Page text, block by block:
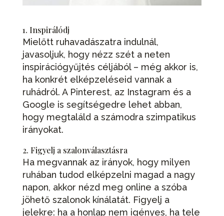
1. Inspirálódj
Mielőtt ruhavadászatra indulnál,
javasoljuk, hogy nézz szét a neten
inspirációgyűjtés céljából – még akkor is,
ha konkrét elképzeléseid vannak a
ruhádról. A Pinterest, az Instagram és a
Google is segítségedre lehet abban,
hogy megtaláld a számodra szimpatikus
irányokat.
2. Figyelj a szalonválasztásra
Ha megvannak az irányok, hogy milyen
ruhában tudod elképzelni magad a nagy
napon, akkor nézd meg online a szóba
jöhető szalonok kínálatát. Figyelj a
jelekre: ha a honlap nem igényes, ha tele